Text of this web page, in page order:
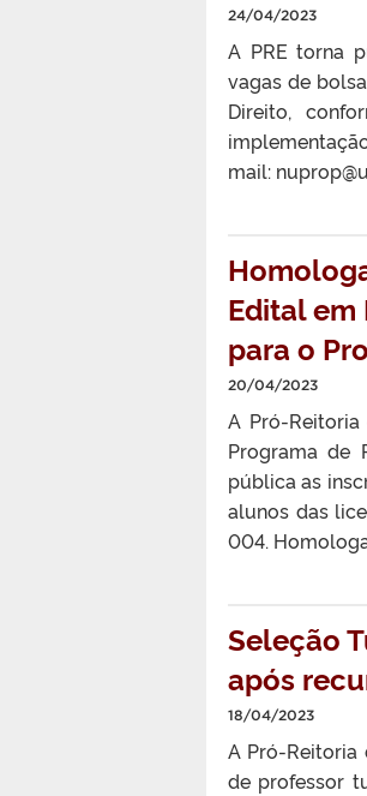
24/04/2023
A PRE torna
vagas de
Direito,
mail:
Edital em
para o
20/04/2023
A Pró-
Programa de
pública as
alunos das
004.
Seleção
após
18/04/2023
A Pró-Reitoria
de professor